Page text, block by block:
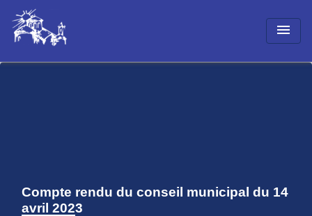
menu
Compte rendu du conseil municipal du 14
avril 2023